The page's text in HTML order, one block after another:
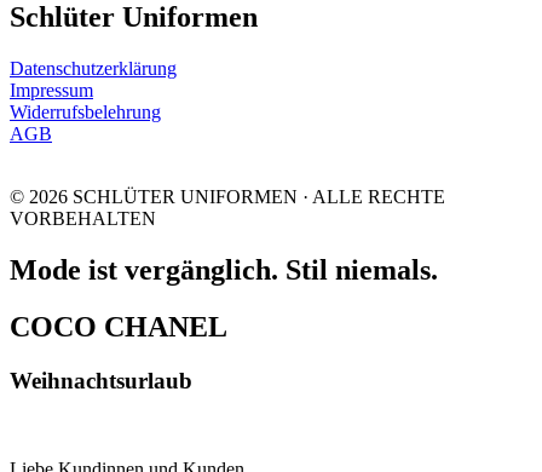
Schlüter Uniformen
Datenschutzerklärung
Impressum
Widerrufsbelehrung
AGB
© 2026 SCHLÜTER UNIFORMEN · ALLE RECHTE
VORBEHALTEN
Mode ist vergänglich. Stil niemals.
COCO CHANEL
Weihnachtsurlaub